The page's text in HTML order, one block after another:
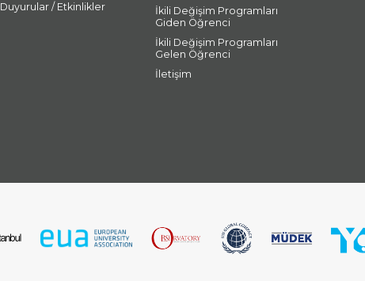
Duyurular / Etkinlikler
İkili Değişim Programları
Giden Öğrenci
İkili Değişim Programları
Gelen Öğrenci
İletişim